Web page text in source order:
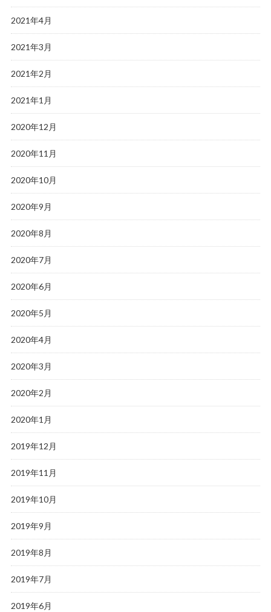
2021年4月
2021年3月
2021年2月
2021年1月
2020年12月
2020年11月
2020年10月
2020年9月
2020年8月
2020年7月
2020年6月
2020年5月
2020年4月
2020年3月
2020年2月
2020年1月
2019年12月
2019年11月
2019年10月
2019年9月
2019年8月
2019年7月
2019年6月